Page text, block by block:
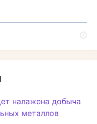
налажена добыча
металлов